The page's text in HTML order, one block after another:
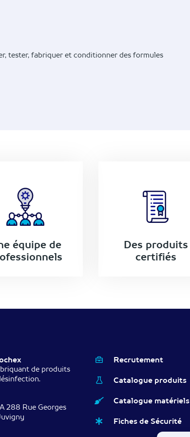
tester, fabriquer et conditionner des formules
équipe de
Des produits
certifiés
de produits
288 Rue Georges
Recrutement
Catalogue produits
Catalogue matériels
Fiches de Sécurité